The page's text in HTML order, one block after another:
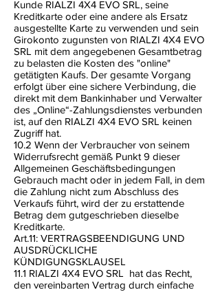
Kunde RIALZI 4X4 EVO SRL, seine
Kreditkarte oder eine andere als Ersatz
ausgestellte Karte zu verwenden und sein
Girokonto zugunsten von RIALZI 4X4 EVO
SRL mit dem angegebenen Gesamtbetrag
zu belasten die Kosten des "online"
getätigten Kaufs. Der gesamte Vorgang
erfolgt über eine sichere Verbindung, die
direkt mit dem Bankinhaber und Verwalter
des „Online“-Zahlungsdienstes verbunden
ist, auf den RIALZI 4X4 EVO SRL keinen
Zugriff hat.
10.2 Wenn der Verbraucher von seinem
Widerrufsrecht gemäß Punkt 9 dieser
Allgemeinen Geschäftsbedingungen
Gebrauch macht oder in jedem Fall, in dem
die Zahlung nicht zum Abschluss des
Verkaufs führt, wird der zu erstattende
Betrag dem gutgeschrieben dieselbe
Kreditkarte.
Art.11: VERTRAGSBEENDIGUNG UND
AUSDRÜCKLICHE
KÜNDIGUNGSKLAUSEL
11.1 RIALZI 4X4 EVO SRL hat das Recht,
den vereinbarten Vertrag durch einfache